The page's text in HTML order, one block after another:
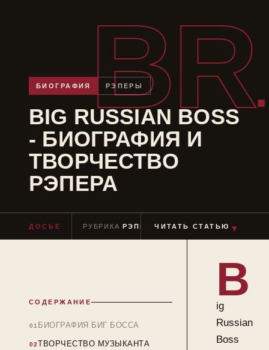
BR
БИОГРАФИЯ РЭПЕРЫ
BIG RUSSIAN BOSS
- БИОГРАФИЯ И
ТВОРЧЕСТВО
РЭПЕРА
ДОСЬЕ РУБРИКАРЭПЕРЫ ЧТЕНИЕ≈ 6 МИН
ЧИТАТЬ СТАТЬЮ ▼
СОДЕРЖАНИЕ
БИОГРАФИЯ БИГ БОССА
ТВОРЧЕСТВО МУЗЫКАНТА
B
ig
Russian
Boss